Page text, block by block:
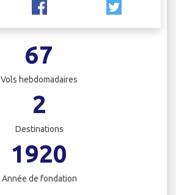
67
Vols hebdomadaires
2
Destinations
1920
Année de fondation